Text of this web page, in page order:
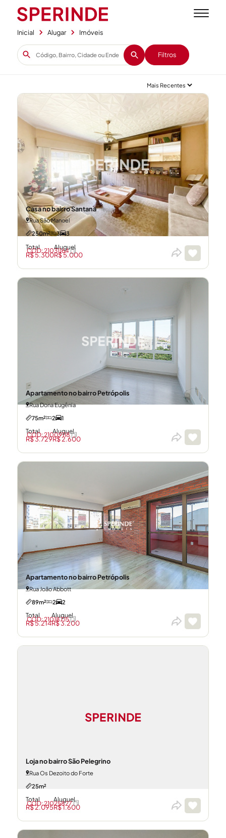
Inicial Alugar Imóveis
Filtros
Casa no bairro Santana
Rua São Manoel
250m²
3 3
Total
R$ 5.300
Aluguel
R$ 5.000
CÓD: 21031164
Apartamento no bairro Petrópolis
Rua Dona Eugênia
75m²
2 1
Total
R$ 3.729
Aluguel
R$ 2.600
CÓD: 21009118
Apartamento no bairro Petrópolis
Rua João Abbott
89m²
2 2
Total
R$ 5.214
Aluguel
R$ 3.200
CÓD: 21018715
Loja no bairro São Pelegrino
Rua Os Dezoito do Forte
25m²
Total
R$ 2.095
Aluguel
R$ 1.600
CÓD: 21025827